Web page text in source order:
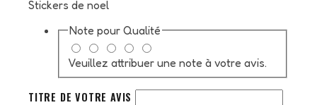
Stickers de noel
Note pour Qualité
Veuillez attribuer une note à votre avis.
TITRE DE VOTRE AVIS